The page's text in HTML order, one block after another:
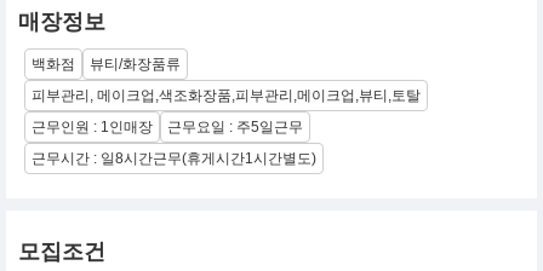
한 기업 문화와 타기업과 비교할 수 없는 뛰어난 제품들로 샌프란시
스코에만 있던 부띠끄가 그 후 전국적으로 널리 퍼진 헨리 벤델
(Henri Bendel)과 메이시즈(Macy’s)와 같은 백화점에 입점하게 되었
습니다. 베네피트는 뷰티 산업에 없어서는 안될 존재이자 유행을 창
조하는 기업으로 자리잡았으며, 이러한 명성은 1999년 베네피트가
세계적으로 유명한 럭셔리 브랜드 기업인 LVMH와 손을 잡게 되는
데 크게 기여하게 됩니다.
성하면서, 2004년 3월 아시아 최초로 국내에 베네피트 1호 매장을
매장정보
백화점
뷰티/화장품류
피부관리, 메이크업,색조화장품,피부관리,메이크업,뷰티,토탈
근무인원 : 1인매장
근무요일 : 주5일근무
근무시간 : 일8시간근무(휴게시간1시간별도)
모집조건